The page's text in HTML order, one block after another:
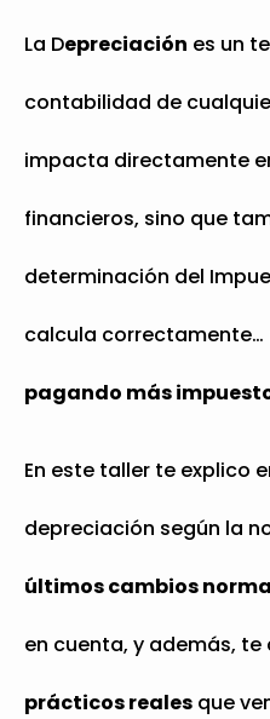
La Depreciación es un
contabilidad de
impacta directamente
financieros, sino que
determinación del
calcula correctamente…
pagando más
En este taller te explico
depreciación según la
últimos cambios
en cuenta, y además,
prácticos reales que